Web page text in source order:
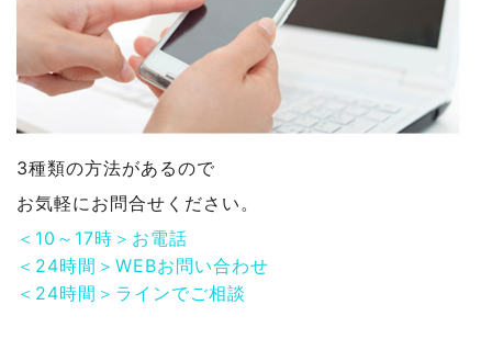
3種類の方法があるので
お気軽にお問合せください。
＜10～17時＞お電話
＜24時間＞WEBお問い合わせ
＜24時間＞ラインでご相談